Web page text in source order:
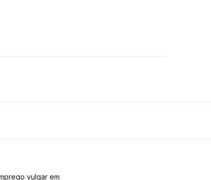
vulgar em